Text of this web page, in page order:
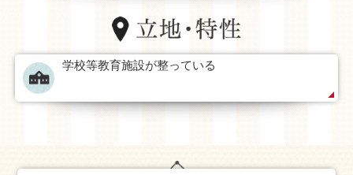
ツが楽しめる施設等、レジャースポットがたくさんありま
都会にはない自然とおおらかさ、新たな職場での充実し
た仕事、暮らしに困らない利便性が金ケ崎町にはありま
金ケ崎町でお待ちしております！
学校等教育施設が整っている